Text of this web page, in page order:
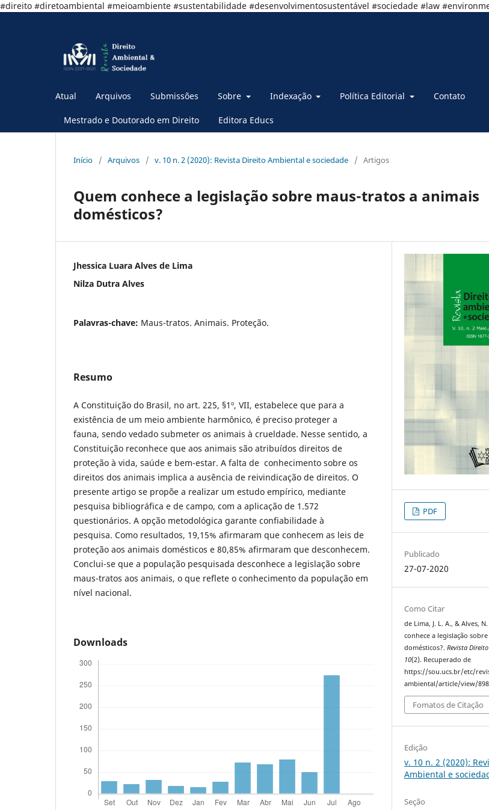
#direito #diretoambiental #meioambiente #sustentabilidade #desenvolvimentosustentável #sociedade #law
Atual Arquivos Submissões Sobre Indexação Política Editorial Contato
Mestrado e Doutorado em Direito Editora Educs
Início / Arquivos / v. 10 n. 2 (2020): Revista Direito Ambiental e sociedade / Artigos
Quem conhece a legislação sobre maus-tratos a animais
domésticos?
Jhessica Luara Alves de Lima
Nilza Dutra Alves
Palavras-chave: Maus-tratos. Animais. Proteção.
Resumo
A Constituição do Brasil, no art. 225, §1º, VII, estabelece que para a
existência de um meio ambiente harmônico, é preciso proteger a
fauna, sendo vedado submeter os animais à crueldade. Nesse sentido, a
Constituição reconhece que aos animais são atribuídos direitos de
proteção à vida, saúde e bem-estar. A falta de conhecimento sobre os
direitos dos animais implica a ausência de reivindicação de direitos. O
presente artigo se propõe a realizar um estudo empírico, mediante
pesquisa bibliográfica e de campo, com a aplicação de 1.572
questionários. A opção metodológica garante confiabilidade à
pesquisa. Como resultados, 19,15% afirmaram que conhecem as leis de
proteção aos animais domésticos e 80,85% afirmaram que desconhecem.
Conclui-se que a população pesquisada desconhece a legislação sobre
maus-tratos aos animais, o que reflete o conhecimento da população em
nível nacional.
Downloads
PDF
Publicado
27-07-2020
Como Citar
de Lima, J. L. A., & Alves,
conhece a legislação
domésticos?.Revista
10(2). Recuperado de
https://sou.ucs.br/etc/
ambiental/article/view/
Fomatos de Citação
Edição
v. 10 n. 2 (2020):
Ambiental e
Seção